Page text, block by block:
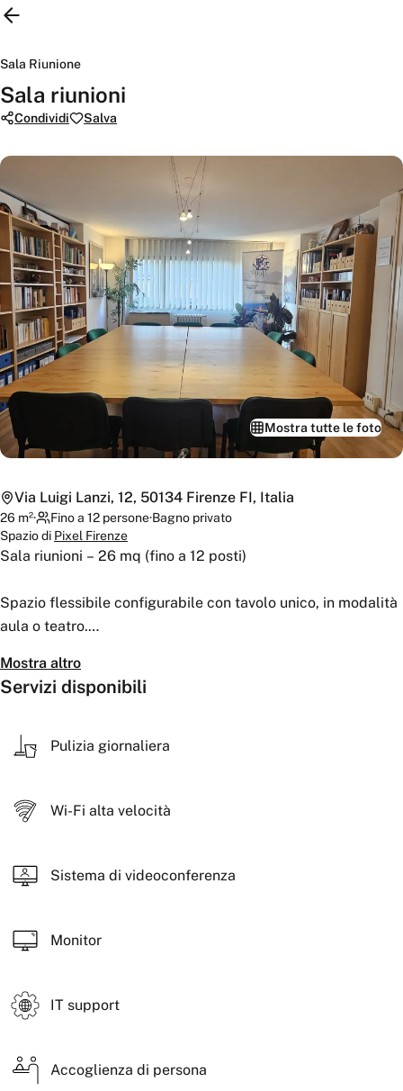
Sala Riunione
Sala riunioni
Condividi Salva
Mostra tutte le foto
Via Luigi Lanzi, 12, 50134 Firenze FI, Italia
26 m²· Fino a 12 persone·Bagno privato
Spazio di Pixel Firenze
Sala riunioni – 26 mq (fino a 12 posti)
Spazio flessibile configurabile con tavolo unico, in modalità
aula o teatro.
Completamente attrezzata con aria condizionata, tavoli e
sedute, lavagna a fogli mobili, schermo, videoproiettore, Wi-
Mostra altro
Servizi disponibili
Pulizia giornaliera
Wi-Fi alta velocità
Sistema di videoconferenza
Monitor
IT support
Accoglienza di persona